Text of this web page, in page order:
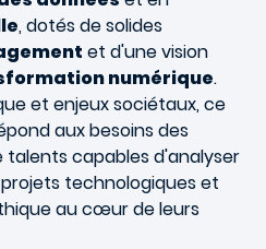
, dotés de solides
et d'une vision
numérique.
et enjeux sociétaux, ce
aux besoins des
capables d'analyser
technologiques et
au cœur de leurs